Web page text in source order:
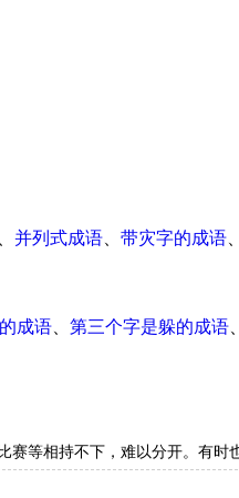
并列式成语 带灾字的成语
成语 第三个字是躲的成语
赛等相持不下，难以分开。有时